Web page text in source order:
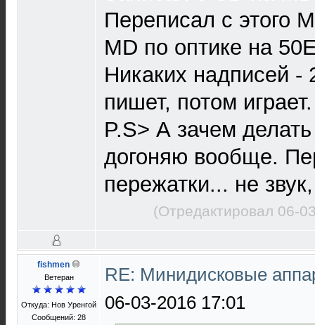
Переписал с этого
MD по оптике на
Никаких надписей -
пишет, потом играет.
P.S> А зачем
догоняю вообще.
пережатки... не
(Отредактировал 06-
fishmen
Ветеран
Откуда: Нов Уренгой
Сообщений: 28
RE: Минидисковые
06-03-2016 17:01